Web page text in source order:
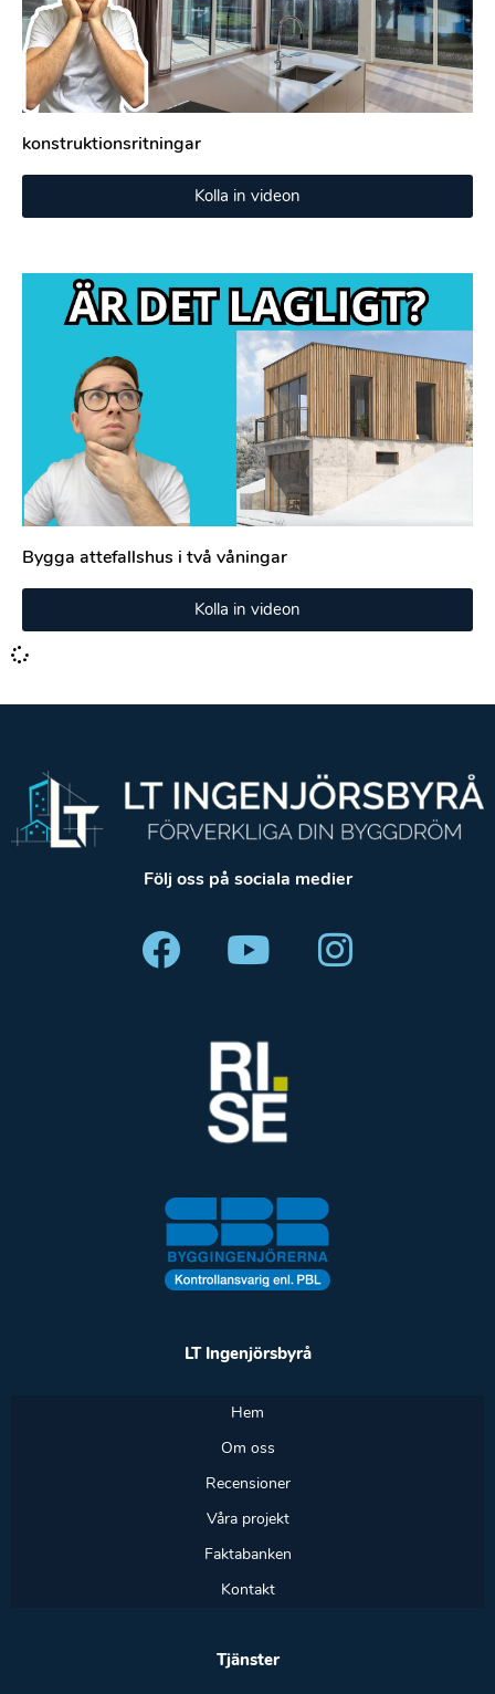
konstruktionsritningar
Kolla in videon
Bygga attefallshus i två våningar
Kolla in videon
Följ oss på sociala medier
LT Ingenjörsbyrå
Hem
Om oss
Recensioner
Våra projekt
Faktabanken
Kontakt
Tjänster